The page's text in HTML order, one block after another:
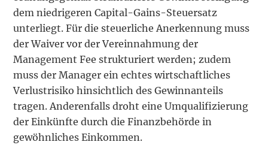
dem niedrigeren Capital-Gains-Steuersatz
unterliegt. Für die steuerliche Anerkennung muss
der Waiver vor der Vereinnahmung der
Management Fee strukturiert werden; zudem
muss der Manager ein echtes wirtschaftliches
Verlustrisiko hinsichtlich des Gewinnanteils
tragen. Anderenfalls droht eine Umqualifizierung
der Einkünfte durch die Finanzbehörde in
gewöhnliches Einkommen.